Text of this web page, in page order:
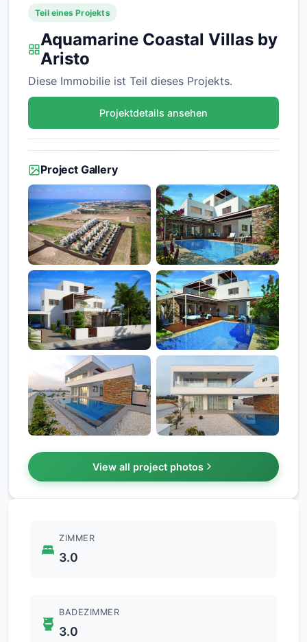
Teil eines Projekts
Aquamarine Coastal Villas by
Aristo
Diese Immobilie ist Teil dieses Projekts.
Projektdetails ansehen
Project Gallery
View all project photos
ZIMMER
3.0
BADEZIMMER
3.0